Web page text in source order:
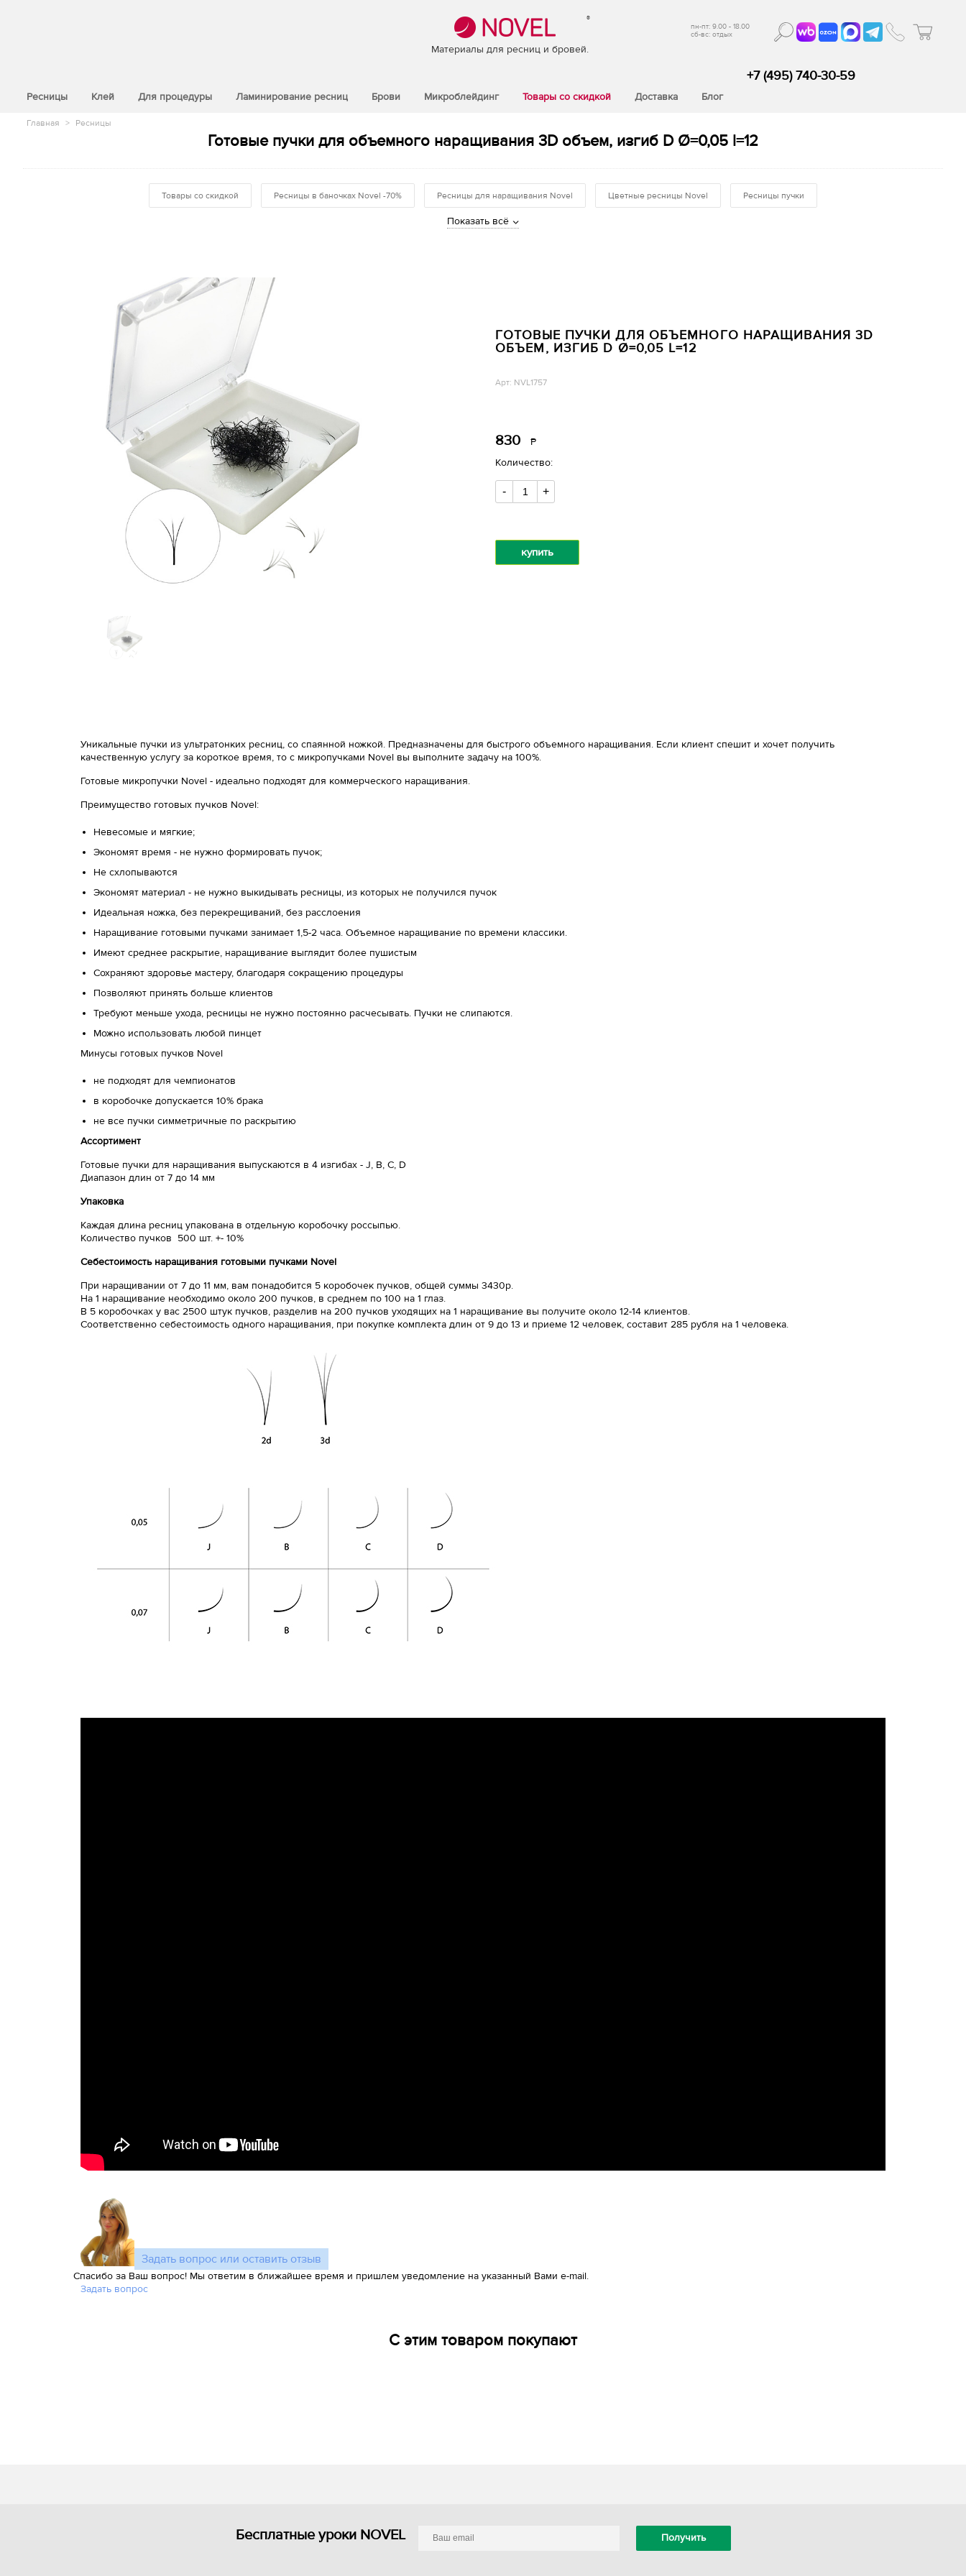
®
Материалы для ресниц и бровей.
пн-пт: 9.00 - 18.00
сб-вс: отдых
Ресницы Клей Для процедуры Ламинирование ресниц Брови Микроблейдинг Товары со скидкой Доставка Блог
+7 (495) 740-30-59
Главная > Ресницы
Готовые пучки для объемного наращивания 3D объем, изгиб D Ø=0,05 l=12
Товары со скидкой Ресницы в баночках Novel -70% Ресницы для наращивания Novel Цветные ресницы Novel Ресницы пучки
Показать всё
ГОТОВЫЕ ПУЧКИ ДЛЯ ОБЪЕМНОГО НАРАЩИВАНИЯ 3D
ОБЪЕМ, ИЗГИБ D Ø=0,05 L=12
Арт: NVL1757
830 Р
Количество:
- +
купить
Уникальные пучки из ультратонких ресниц, со спаянной ножкой. Предназначены для быстрого объемного наращивания. Если клиент спешит и хочет получить
качественную услугу за короткое время, то c микропучками Novel вы выполните задачу на 100%.
Готовые микропучки Novel - идеально подходят для коммерческого наращивания.
Преимущество готовых пучков Novel:
Невесомые и мягкие;
Экономят время - не нужно формировать пучок;
Не схлопываются
Экономят материал - не нужно выкидывать ресницы, из которых не получился пучок
Идеальная ножка, без перекрещиваний, без расслоения
Наращивание готовыми пучками занимает 1,5-2 часа. Объемное наращивание по времени классики.
Имеют среднее раскрытие, наращивание выглядит более пушистым
Сохраняют здоровье мастеру, благодаря сокращению процедуры
Позволяют принять больше клиентов
Требуют меньше ухода, ресницы не нужно постоянно расчесывать. Пучки не слипаются.
Можно использовать любой пинцет
Минусы готовых пучков Novel
не подходят для чемпионатов
в коробочке допускается 10% брака
не все пучки симметричные по раскрытию
Ассортимент
Готовые пучки для наращивания выпускаются в 4 изгибах - J, B, C, D
Диапазон длин от 7 до 14 мм
Упаковка
Каждая длина ресниц упакована в отдельную коробочку россыпью.
Количество пучков 500 шт. +- 10%
Себестоимость наращивания готовыми пучками Novel
При наращивании от 7 до 11 мм, вам понадобится 5 коробочек пучков, общей суммы 3430р.
На 1 наращивание необходимо около 200 пучков, в среднем по 100 на 1 глаз.
В 5 коробочках у вас 2500 штук пучков, разделив на 200 пучков уходящих на 1 наращивание вы получите около 12-14 клиентов.
Соответственно себестоимость одного наращивания, при покупке комплекта длин от 9 до 13 и приеме 12 человек, составит 285 рубля на 1 человека.
Задать вопрос или оставить отзыв
Спасибо за Ваш вопрос! Мы ответим в ближайшее время и пришлем уведомление на указанный Вами e-mail.
Задать вопрос
С этим товаром покупают
Бесплатные уроки NOVEL